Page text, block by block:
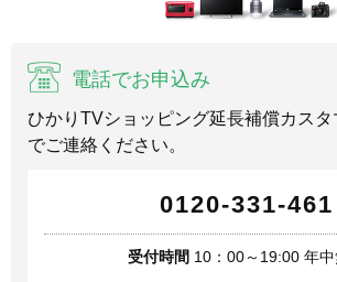
電話でお申込み
ひかりTVショッピング延長補償カスタ
でご連絡ください。
0120-331-461
受付時間 10：00～19:00 年